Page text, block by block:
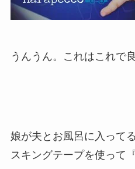
うんうん。これはこれで
娘が夫とお風呂に入って
スキングテープを使って